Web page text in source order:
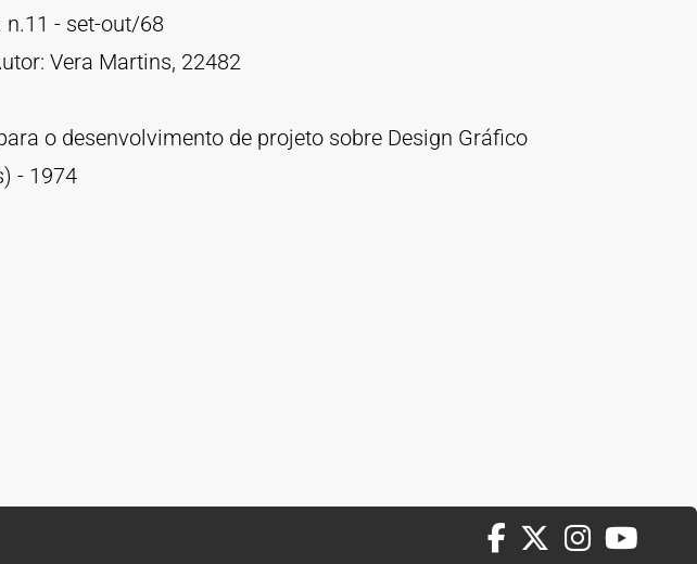
n.11 - set-out/68
Vera Martins, 22482
o desenvolvimento de projeto sobre Design Gráfico
- 1974